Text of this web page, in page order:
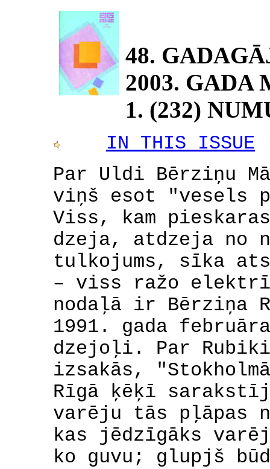
48.
2003. GADA
1. (232)
IN THIS ISSUE
Par Uldi Bērziņu
viņš esot "vesels
Viss, kam
dzeja, atdzeja no
tulkojums, sīka
– viss ražo
nodaļā ir Bērziņa
1991. gada
dzejoļi. Par
izsakās,
Rīgā ķēķī
varēju tās pļāpas
kas jēdzīgāks
ko guvu; glupjš